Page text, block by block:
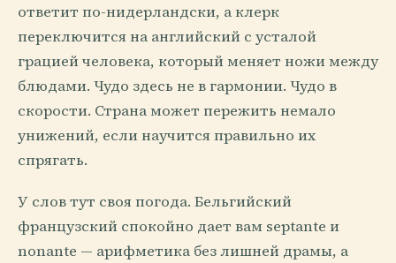
ответит по-нидерландски, а клерк
переключится на английский с усталой
грацией человека, который меняет ножи между
блюдами. Чудо здесь не в гармонии. Чудо в
скорости. Страна может пережить немало
унижений, если научится правильно их
спрягать.
У слов тут своя погода. Бельгийский
французский спокойно дает вам septante и
nonante — арифметика без лишней драмы, а